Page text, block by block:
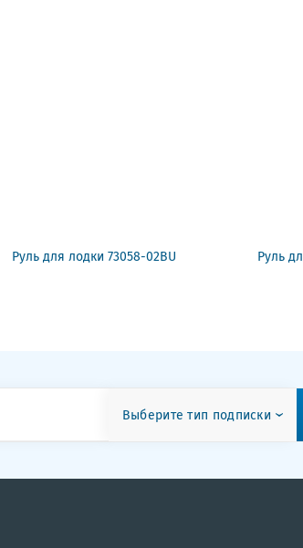
Руль для лодки 73058-02BU Руль
Выберите тип подписки